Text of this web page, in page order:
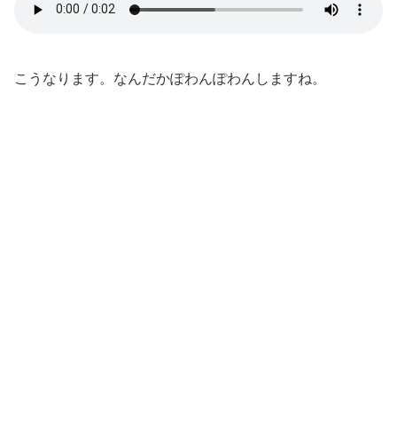
こうなります。なんだかぽわんぽわんしますね。